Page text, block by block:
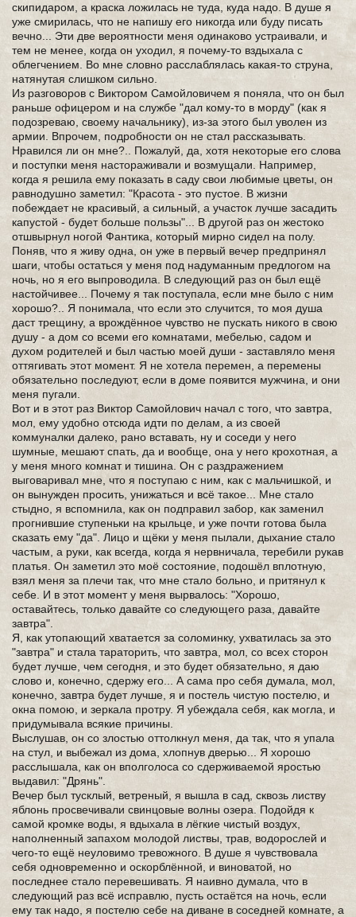
скипидаром, а краска ложилась не туда, куда надо. В душе я
уже смирилась, что не напишу его никогда или буду писать
вечно... Эти две вероятности меня одинаково устраивали, и
тем не менее, когда он уходил, я почему-то вздыхала с
облегчением. Во мне словно расслаблялась какая-то струна,
натянутая слишком сильно.
Из разговоров с Виктором Самойловичем я поняла, что он был
раньше офицером и на службе "дал кому-то в морду" (как я
подозреваю, своему начальнику), из-за этого был уволен из
армии. Впрочем, подробности он не стал рассказывать.
Нравился ли он мне?.. Пожалуй, да, хотя некоторые его слова
и поступки меня настораживали и возмущали. Например,
когда я решила ему показать в саду свои любимые цветы, он
равнодушно заметил: "Красота - это пустое. В жизни
побеждает не красивый, а сильный, а участок лучше засадить
капустой - будет больше пользы"... В другой раз он жестоко
отшвырнул ногой Фантика, который мирно сидел на полу.
Поняв, что я живу одна, он уже в первый вечер предпринял
шаги, чтобы остаться у меня под надуманным предлогом на
ночь, но я его выпроводила. В следующий раз он был ещё
настойчивее... Почему я так поступала, если мне было с ним
хорошо?.. Я понимала, что если это случится, то моя душа
даст трещину, а врождённое чувство не пускать никого в свою
душу - а дом со всеми его комнатами, мебелью, садом и
духом родителей и был частью моей души - заставляло меня
оттягивать этот момент. Я не хотела перемен, а перемены
обязательно последуют, если в доме появится мужчина, и они
меня пугали.
Вот и в этот раз Виктор Самойлович начал с того, что завтра,
мол, ему удобно отсюда идти по делам, а из своей
коммуналки далеко, рано вставать, ну и соседи у него
шумные, мешают спать, да и вообще, она у него крохотная, а
у меня много комнат и тишина. Он с раздражением
выговаривал мне, что я поступаю с ним, как с мальчишкой, и
он вынужден просить, унижаться и всё такое... Мне стало
стыдно, я вспомнила, как он подправил забор, как заменил
прогнившие ступеньки на крыльце, и уже почти готова была
сказать ему "да". Лицо и щёки у меня пылали, дыхание стало
частым, а руки, как всегда, когда я нервничала, теребили рукав
платья. Он заметил это моё состояние, подошёл вплотную,
взял меня за плечи так, что мне стало больно, и притянул к
себе. И в этот момент у меня вырвалось: "Хорошо,
оставайтесь, только давайте со следующего раза, давайте
завтра".
Я, как утопающий хватается за соломинку, ухватилась за это
"завтра" и стала тараторить, что завтра, мол, со всех сторон
будет лучше, чем сегодня, и это будет обязательно, я даю
слово и, конечно, сдержу его... А сама про себя думала, мол,
конечно, завтра будет лучше, я и постель чистую постелю, и
окна помою, и зеркала протру. Я убеждала себя, как могла, и
придумывала всякие причины.
Выслушав, он со злостью оттолкнул меня, да так, что я упала
на стул, и выбежал из дома, хлопнув дверью... Я хорошо
расслышала, как он вполголоса со сдерживаемой яростью
выдавил: "Дрянь".
Вечер был тусклый, ветреный, я вышла в сад, сквозь листву
яблонь просвечивали свинцовые волны озера. Подойдя к
самой кромке воды, я вдыхала в лёгкие чистый воздух,
наполненный запахом молодой листвы, трав, водорослей и
чего-то ещё неуловимо тревожного. В душе я чувствовала
себя одновременно и оскорблённой, и виноватой, но
последнее стало перевешивать. Я наивно думала, что в
следующий раз всё исправлю, пусть остаётся на ночь, если
ему так надо, я постелю себе на диване в соседней комнате, а